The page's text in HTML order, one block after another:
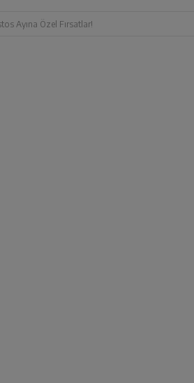
Ayına Özel Fırsatlar!